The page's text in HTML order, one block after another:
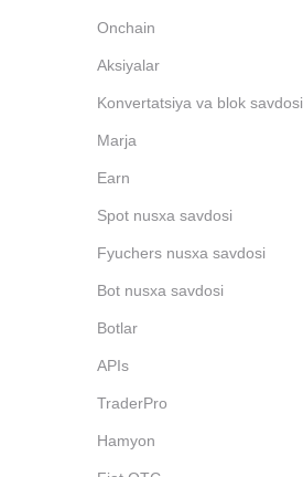
Onchain
Aksiyalar
Konvertatsiya va blok savdosi
Marja
Earn
Spot nusxa savdosi
Fyuchers nusxa savdosi
Bot nusxa savdosi
Botlar
APIs
TraderPro
Hamyon